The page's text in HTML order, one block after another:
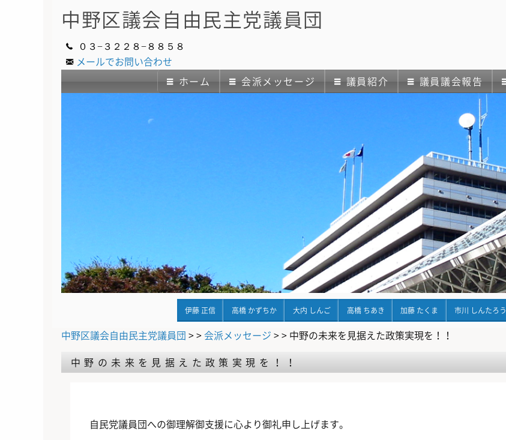
中野区議会自由民主党議員団
０３−３２２８−８８５８
メールでお問い合わせ
ホーム
会派メッセージ 議員紹介 議員議会報告
伊藤 正信 高橋 かずちか 大内 しんご 高橋 ちあき 加藤 たくま 市川 しんたろう
中野区議会自由民主党議員団 > >会派メッセージ > > 中野の未来を見据えた政策実現を！！
中野の未来を見据えた政策実現を！！
自民党議員団への御理解御支援に心より御礼申し上げます。